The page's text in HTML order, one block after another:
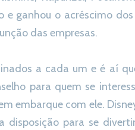
e ganhou o acréscimo
das empresas.
a cada um e é aí
para quem se
embarque com ele.
disposição para se